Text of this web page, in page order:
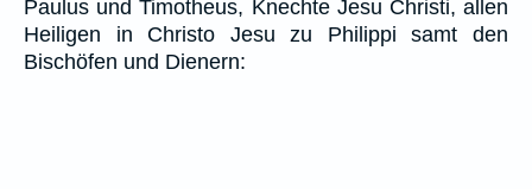
Paulus und Timotheus, Knechte Jesu Christi, allen
Heiligen in Christo Jesu zu Philippi samt den
Bischöfen und Dienern: